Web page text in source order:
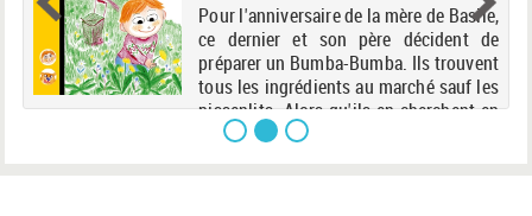
Pour l'anniversaire de la mère de Basile,
ce dernier et son père décident de
préparer un Bumba-Bumba. Ils trouvent
tous les ingrédients au marché sauf les
pissenlits. Alors qu'ils en cherchent en
vain dans la montagne, un ours se ...